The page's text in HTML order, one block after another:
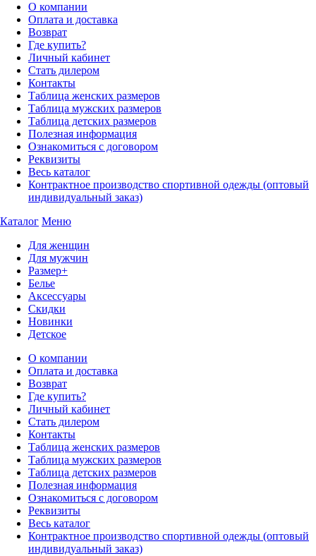
О компании
Оплата и доставка
Возврат
Где купить?
Личный кабинет
Стать дилером
Контакты
Таблица женских размеров
Таблица мужских размеров
Таблица детских размеров
Полезная информация
Ознакомиться с договором
Реквизиты
Весь каталог
Контрактное производство спортивной одежды (оптовый
индивидуальный заказ)
Каталог Меню
Для женщин
Для мужчин
Размер+
Белье
Аксессуары
Скидки
Новинки
Детское
О компании
Оплата и доставка
Возврат
Где купить?
Личный кабинет
Стать дилером
Контакты
Таблица женских размеров
Таблица мужских размеров
Таблица детских размеров
Полезная информация
Ознакомиться с договором
Реквизиты
Весь каталог
Контрактное производство спортивной одежды (оптовый
индивидуальный заказ)